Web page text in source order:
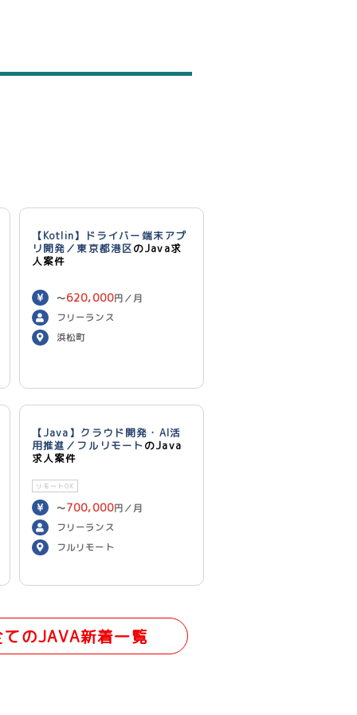
【Kotlin】ドライバー端末アプ
リ開発／東京都港区のJava求
人案件
〜620,000円／月
フリーランス
浜松町
【Java】クラウド開発・AI活
用推進／フルリモートのJava
求人案件
リモートOK
〜700,000円／月
フリーランス
フルリモート
てのJAVA新着一覧